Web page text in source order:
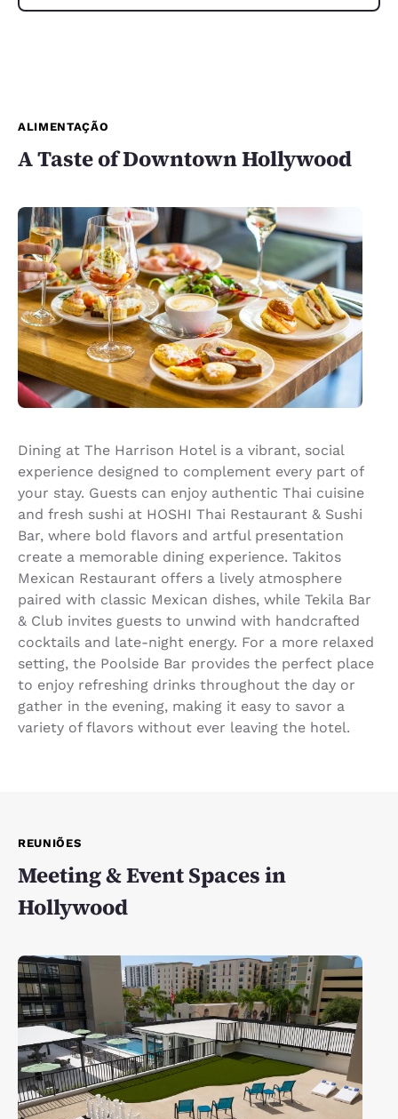
ALIMENTAÇÃO
A Taste of Downtown Hollywood
Dining at The Harrison Hotel is a vibrant, social
experience designed to complement every part of
your stay. Guests can enjoy authentic Thai cuisine
and fresh sushi at HOSHI Thai Restaurant & Sushi
Bar, where bold flavors and artful presentation
create a memorable dining experience. Takitos
Mexican Restaurant offers a lively atmosphere
paired with classic Mexican dishes, while Tekila Bar
& Club invites guests to unwind with handcrafted
cocktails and late-night energy. For a more relaxed
setting, the Poolside Bar provides the perfect place
to enjoy refreshing drinks throughout the day or
gather in the evening, making it easy to savor a
variety of flavors without ever leaving the hotel.
REUNIÕES
Meeting & Event Spaces in
Hollywood